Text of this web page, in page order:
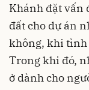
Khánh đặt vấn
đất cho dự án
không, khi tình
Trong khi đó,
ở dành cho